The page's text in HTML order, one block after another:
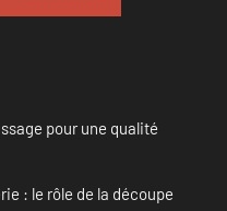
pour une qualité
: le rôle de la découpe